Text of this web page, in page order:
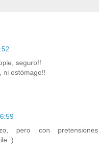
seguro!!
ni estómago!!
pero con pretensiones
:)